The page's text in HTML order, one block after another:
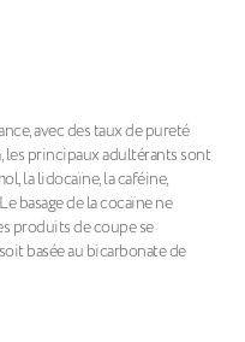
avec des taux de pureté
les principaux adultérants sont
la lidocaïne, la caféine,
basage de la cocaïne ne
produits de coupe se
basée au bicarbonate de